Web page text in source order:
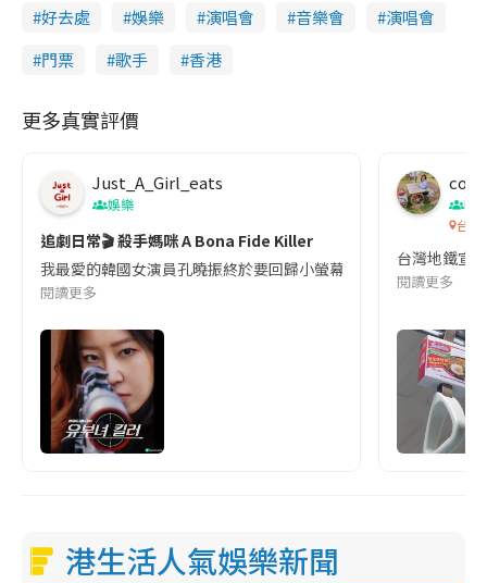
好去處 娛樂 演唱會 音樂會
演唱會
門票
歌手 香港
更多真實評價
Just_A_Girl_eats
娛樂
追劇日常🎬 殺手媽咪 A Bona Fide Killer
我最愛的韓國女演員孔曉振終於要回歸小螢幕啦!這次的劇本改編
閱讀更多
co
吹
台灣
台灣地鐵宣
閱讀更多
港生活人氣娛樂新聞